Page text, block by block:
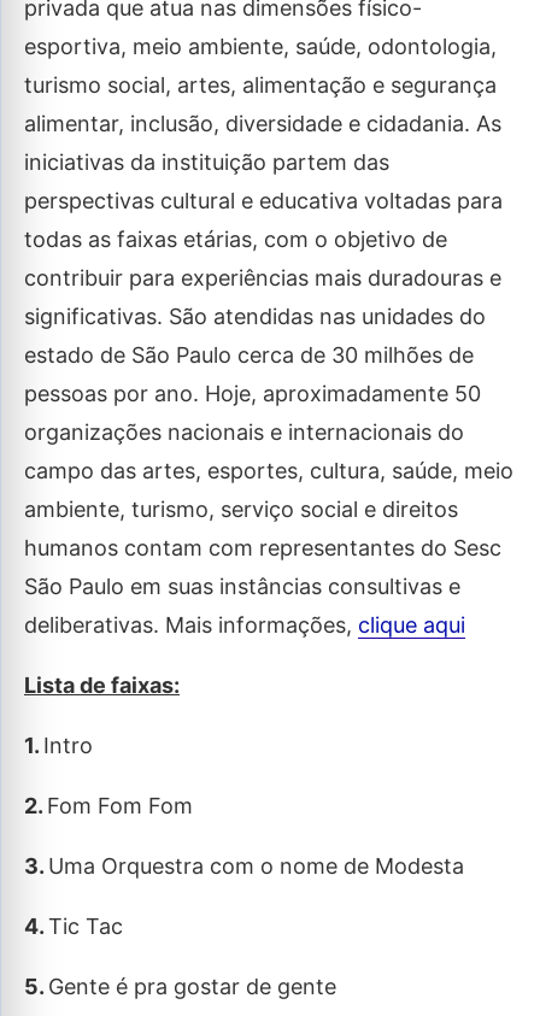
privada que atua nas dimensões físico-
esportiva, meio ambiente, saúde, odontologia,
turismo social, artes, alimentação e segurança
alimentar, inclusão, diversidade e cidadania. As
iniciativas da instituição partem das
perspectivas cultural e educativa voltadas para
todas as faixas etárias, com o objetivo de
contribuir para experiências mais duradouras e
significativas. São atendidas nas unidades do
estado de São Paulo cerca de 30 milhões de
pessoas por ano. Hoje, aproximadamente 50
organizações nacionais e internacionais do
campo das artes, esportes, cultura, saúde, meio
ambiente, turismo, serviço social e direitos
humanos contam com representantes do Sesc
São Paulo em suas instâncias consultivas e
deliberativas. Mais informações, clique aqui
Lista de faixas:
1. Intro
2. Fom Fom Fom
3. Uma Orquestra com o nome de Modesta
4.Tic Tac
5. Gente é pra gostar de gente